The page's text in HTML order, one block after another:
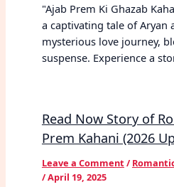
"Ajab Prem Ki Ghazab
a captivating tale of Aryan
mysterious love journey,
suspense. Experience a
Read Now Story of
Prem Kahani (2026
Leave a Comment /
/April 19, 2025